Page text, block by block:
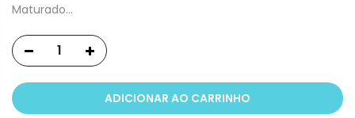
Maturado...
ADICIONAR AO CARRINHO